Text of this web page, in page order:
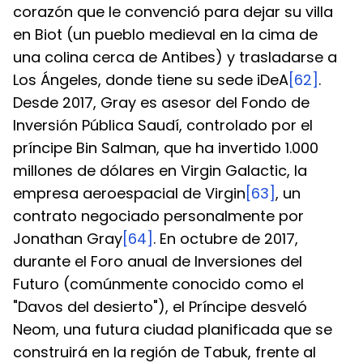
corazón que le convenció para dejar su villa
en Biot (un pueblo medieval en la cima de
una colina cerca de Antibes) y trasladarse a
Los Ángeles, donde tiene su sede iDeA[62] .
Desde 2017, Gray es asesor del Fondo de
Inversión Pública Saudí, controlado por el
príncipe Bin Salman, que ha invertido 1.000
millones de dólares en Virgin Galactic, la
empresa aeroespacial de Virgin [63], un
contrato negociado personalmente por
Jonathan Gray[64] . En octubre de 2017,
durante el Foro anual de Inversiones del
Futuro (comúnmente conocido como el
"Davos del desierto"), el Príncipe desveló
Neom, una futura ciudad planificada que se
construirá en la región de Tabuk, frente al